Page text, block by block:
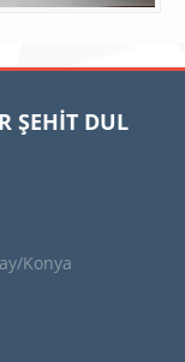
ŞEHİT DUL
Konya